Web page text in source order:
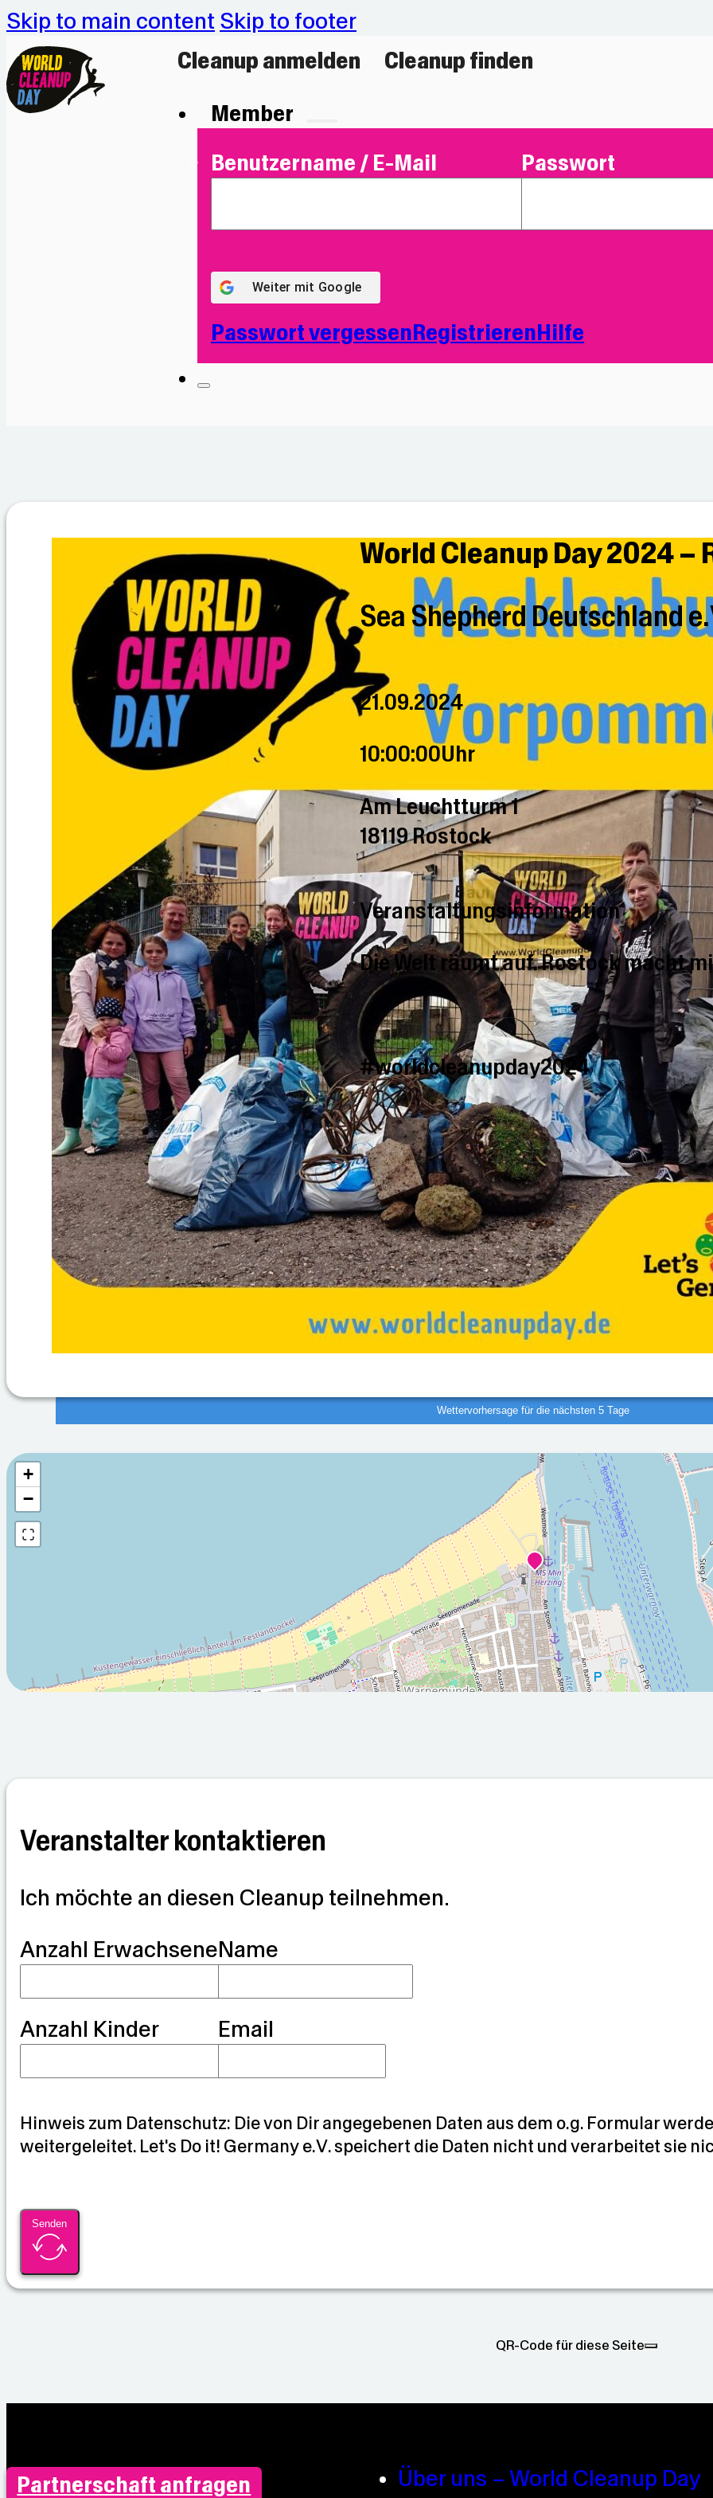
Skip to main content Skip to footer
Cleanup anmelden
Cleanup finden
Member
Benutzername / E-Mail Passwort
Weiter mit Google
Passwort vergessen Registrieren Hilfe
World Cleanup Day 2024 –
Sea Shepherd Deutschland
21.09.2024
10:00:00Uhr
Am Leuchtturm 1
18119 Rostock
Veranstaltungsinformation
Die Welt räumt auf. Rostock macht
#worldcleanupday2024
Wettervorhersage für die nächsten 5 Tage
08T05:00:00Z
Sonnig
2026-08-
09T05:00:00Z
Teilweise sonnig
2026-08-
10T05:00:00Z
Leichter Regen
2026-08-
Meist
Wettervorhersage für die nächsten 5 Tage
+
−
Veranstalter kontaktieren
Ich möchte an diesen Cleanup teilnehmen.
Anzahl Erwachsene
Anzahl Kinder
Name
Email
G
r
a
n
Hinweis zum Datenschutz: Die von Dir angegebenen Daten aus dem o.g. Formular
weitergeleitet. Let's Do it! Germany e.V. speichert die Daten nicht und verarbeitet sie
Senden
QR-Code für diese Seite
Partnerschaft anfragen
Über uns – World Cleanup Day